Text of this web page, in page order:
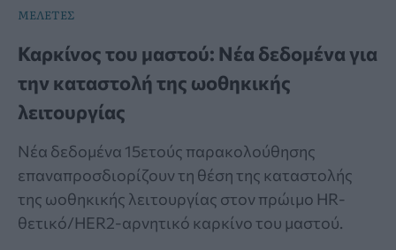
ΜΕΛΕΤΕΣ
Καρκίνος του μαστού: Νέα δεδομένα για
την καταστολή της ωοθηκικής
λειτουργίας
Νέα δεδομένα 15ετούς παρακολούθησης
επαναπροσδιορίζουν τη θέση της καταστολής
της ωοθηκικής λειτουργίας στον πρώιμο HR-
θετικό/HER2-αρνητικό καρκίνο του μαστού.